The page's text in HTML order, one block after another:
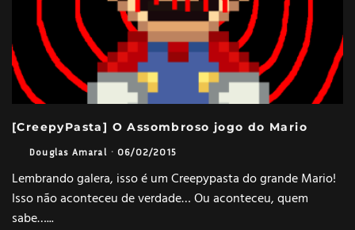
[CreepyPasta] O Assombroso jogo do Mario
Douglas Amaral · 06/02/2015
Lembrando galera, isso é um Creepypasta do grande Mario!
Isso não aconteceu de verdade… Ou aconteceu, quem
sabe…...